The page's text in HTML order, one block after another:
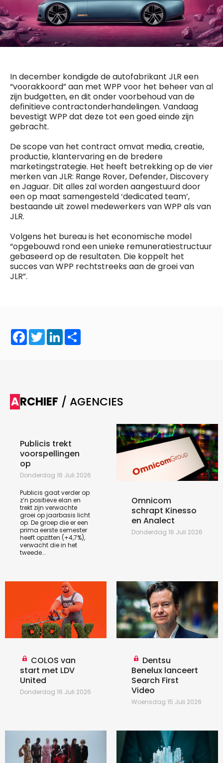
In december kondigde de autofabrikant JLR een
“voorakkoord” aan met WPP voor het beheer van al
zijn budgetten, en dit onder voorbehoud van de
definitieve contractonderhandelingen. Vandaag
bevestigt WPP dat deze tot een goed einde zijn
gebracht.
De scope van het contract omvat media, creatie,
productie, klantervaring en de bredere
marketingstrategie. Het heeft betrekking op de vier
merken van JLR: Range Rover, Defender, Discovery
en Jaguar. Dit alles zal worden aangestuurd door
een op maat samengesteld ‘dedicated team’,
bestaande uit zowel medewerkers van WPP als van
JLR.
Volgens het bureau is het economische model
“opgebouwd rond een unieke remuneratiestructuur
gebaseerd op de resultaten. Die koppelt het
succes van WPP rechtstreeks aan de groei van
JLR”.
Facebook
TwitterLinkedIn
ARCHIEF / AGENCIES
Publicis trekt
voorspellingen
op
Donderdag 16 Juli 2026
Publicis gaat verder op
z’n positieve elan en
trekt zijn verwachte
groei op jaarbasis licht
op. De groep die er een
prima eerste semester
heeft opzitten (+4,7%),
verwacht die in het
tweede...
Omnicom
schrapt Kinesso
en Analect
Donderdag 16 Juli 2026
COLOS van
start met LDV
United
Donderdag 16 Juli 2026
Dentsu
Benelux lanceert
Search First
Video
Woensdag 15 Juli 2026
Fred Bouchar
0498 88 64 89
f.bouchar@mm.be
0475 97 12 57
g.byl@mm.be
Chief Editor
Damien Lemaire
0477 37 31 65
BEVESTIGEN
5 x week
MM e - News
1 x week
MM Brunch
1 x week
MM Tech
10 x year
MM Best of
Research
10 x year
MM Blue
(digital)
Vragen ?